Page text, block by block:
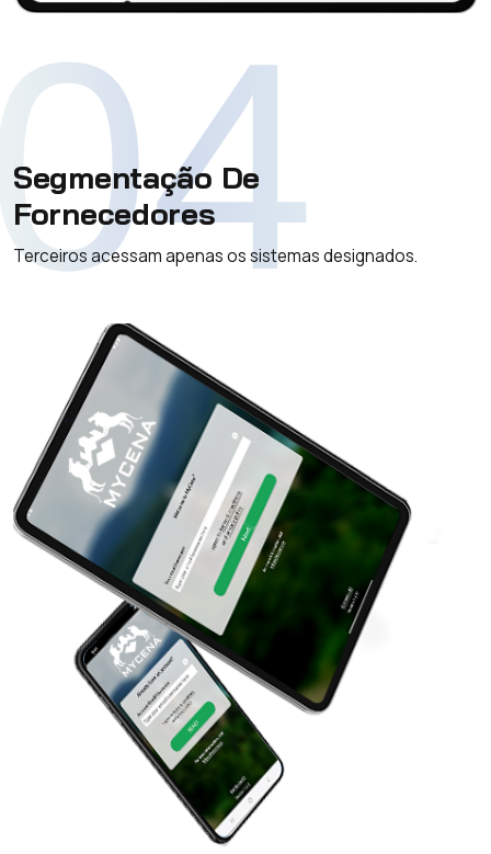
Segmentação De
Fornecedores
Terceiros acessam apenas os sistemas designados.